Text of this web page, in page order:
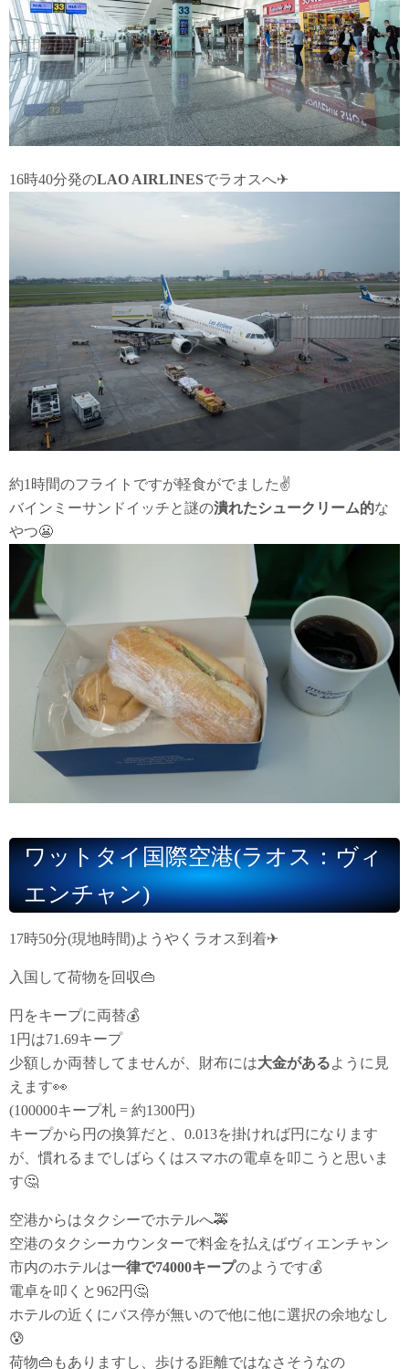
16時40分発のLAO AIRLINESでラオスへ✈
約1時間のフライトですが軽食がでました✌
バインミーサンドイッチと謎の潰れたシュークリーム的な
やつ😬
ワットタイ国際空港(ラオス：ヴィ
エンチャン)
17時50分(現地時間)ようやくラオス到着✈
入国して荷物を回収👜
円をキープに両替💰
1円は71.69キープ
少額しか両替してませんが、財布には大金があるように見
えます👀
(100000キープ札 = 約1300円)
キープから円の換算だと、0.013を掛ければ円になります
が、慣れるまでしばらくはスマホの電卓を叩こうと思いま
す🤔
空港からはタクシーでホテルへ🚕
空港のタクシーカウンターで料金を払えばヴィエンチャン
市内のホテルは一律で74000キープのようです💰
電卓を叩くと962円🤔
ホテルの近くにバス停が無いので他に他に選択の余地なし
😰
荷物👜もありますし、歩ける距離ではなさそうなの